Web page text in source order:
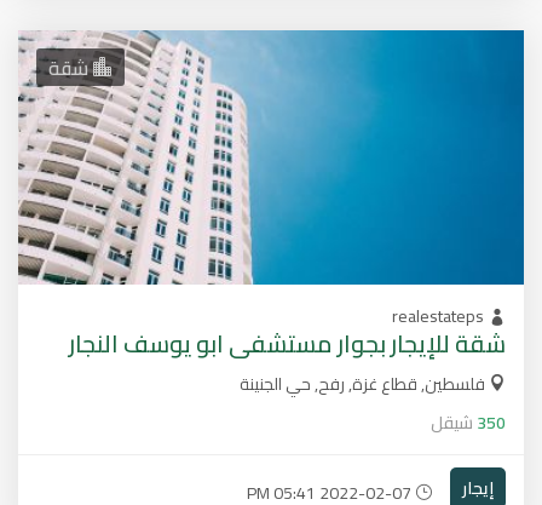
شقة
realestateps
شقة للإيجار بجوار مستشفى ابو يوسف النجار
فلسطين, قطاع غزة, رفح, حي الجنينة
350شيقل
إيجار